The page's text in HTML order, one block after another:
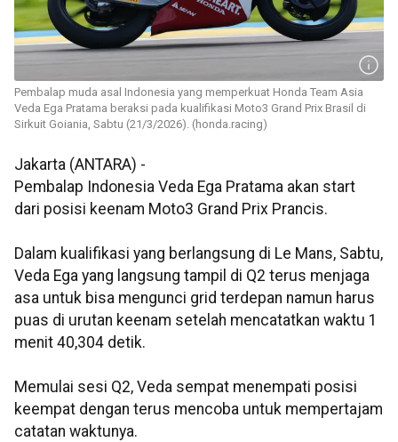
Pembalap muda asal Indonesia yang memperkuat Honda Team Asia
Veda Ega Pratama beraksi pada kualifikasi Moto3 Grand Prix Brasil di
Sirkuit Goiania, Sabtu (21/3/2026). (honda.racing)
Jakarta (ANTARA) -
Pembalap Indonesia Veda Ega Pratama akan start
dari posisi keenam Moto3 Grand Prix Prancis.
Dalam kualifikasi yang berlangsung di Le Mans, Sabtu,
Veda Ega yang langsung tampil di Q2 terus menjaga
asa untuk bisa mengunci grid terdepan namun harus
puas di urutan keenam setelah mencatatkan waktu 1
menit 40,304 detik.
Memulai sesi Q2, Veda sempat menempati posisi
keempat dengan terus mencoba untuk mempertajam
catatan waktunya.